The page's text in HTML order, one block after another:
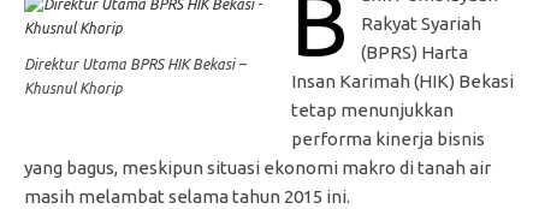
Direktur Utama BPRS HIK Bekasi –
Khusnul Khorip
B
Rakyat Syariah
(BPRS) Harta
Insan Karimah (HIK) Bekasi
tetap menunjukkan
performa kinerja bisnis
yang bagus, meskipun situasi ekonomi makro di tanah air
masih melambat selama tahun 2015 ini.